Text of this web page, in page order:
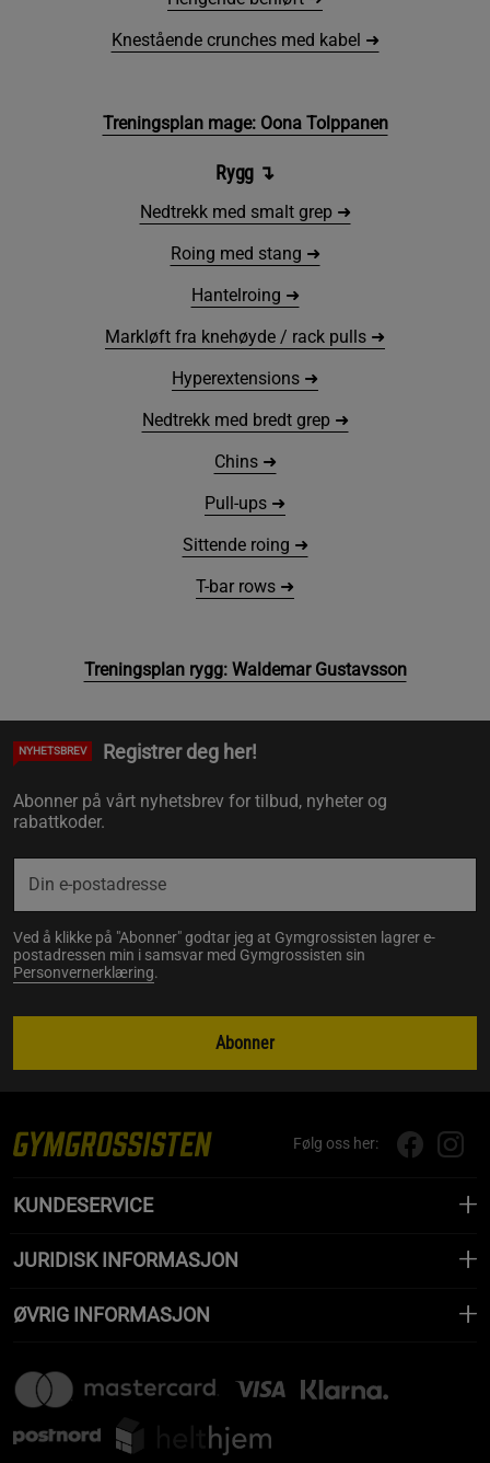
Knestående crunches med kabel ➜
Treningsplan mage: Oona Tolppanen
Rygg ↴
Nedtrekk med smalt grep ➜
Roing med stang ➜
Hantelroing ➜
Markløft fra knehøyde / rack pulls ➜
Hyperextensions ➜
Nedtrekk med bredt grep ➜
Chins ➜
Pull-ups ➜
Sittende roing ➜
T-bar rows ➜
Treningsplan rygg: Waldemar Gustavsson
NYHETSBREV Registrer deg her!
Abonner på vårt nyhetsbrev for tilbud, nyheter og
rabattkoder.
Ved å klikke på "Abonner" godtar jeg at Gymgrossisten lagrer e-
postadressen min i samsvar med Gymgrossisten sin
Personvernerklæring.
Abonner
Følg oss her:
KUNDESERVICE
JURIDISK INFORMASJON
ØVRIG INFORMASJON